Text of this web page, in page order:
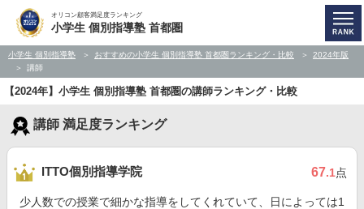
オリコン顧客満足度ランキング
小学生 個別指導塾 首都圏
小学生 個別指導塾 おすすめの小学生 個別指導塾 首都圏ランキング・比較
2024年版
講師
【2024年】小学生 個別指導塾 首都圏の講師ランキング・比較
講師 満足度ランキング
ITTO個別指導学院 67.1点
少人数での授業で細かな指導をしてくれていて、日によっては1